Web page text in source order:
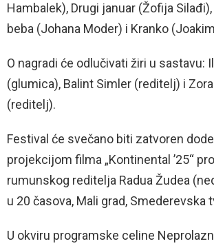
Hambalek), Drugi januar (Žofija
beba (Johana Moder) i Kranko
O nagradi će odlučivati žiri u sastavu:
(glumica), Balint Simler (reditelj) i
(reditelj).
Festival će svečano biti zatvoren
projekcijom filma „Kontinental ’25“
rumunskog reditelja Radua Žudea
u 20 časova, Mali grad, Smederevska
U okviru programske celine